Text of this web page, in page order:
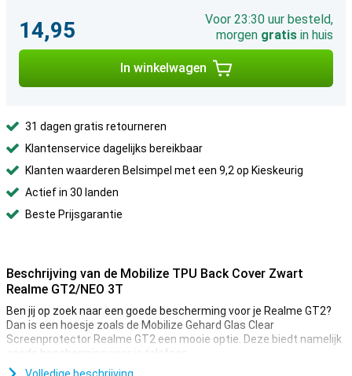
14,95
Voor 23:30 uur besteld,
morgen gratis in huis
In winkelwagen
31 dagen gratis retourneren
Klantenservice dagelijks bereikbaar
Klanten waarderen Belsimpel met een 9,2 op Kieskeurig
Actief in 30 landen
Beste Prijsgarantie
Beschrijving van de Mobilize TPU Back Cover Zwart
Realme GT2/NEO 3T
Ben jij op zoek naar een goede bescherming voor je Realme GT2?
Dan is een hoesje zoals de Mobilize Gehard Glas Clear
Screenprotector Realme GT2 een mooie optie. Deze biedt namelijk
goede bescherming voor je telefoon.